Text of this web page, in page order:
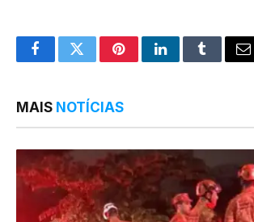
FacebookTwitterPinterestLinkedInTumblr
MAIS NOTÍCIAS